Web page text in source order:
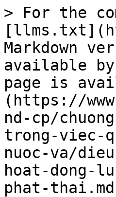
> For the
Markdown
available
page is
(https://
nd-cp/
trong-viec-
nuoc-va/
hoat-dong-
phat-